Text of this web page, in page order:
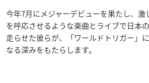
今年7月にメジャーデビューを果たし、
を呼応させるような楽曲とライブで日本
走らせた彼らが、「ワールドトリガー」
なる深みをもたらします。